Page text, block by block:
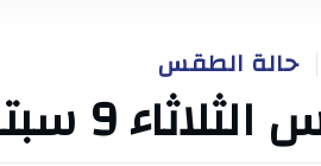
حالة الطقس
9 سبتمبر 2025